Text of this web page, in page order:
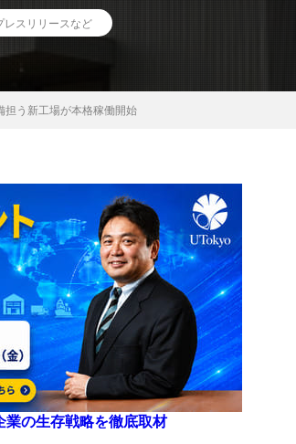
レスリリースなど
担う新工場が本格稼働開始
業の生存戦略を徹底取材